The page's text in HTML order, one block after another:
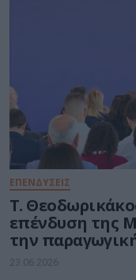
ΕΠΕΝΔΥΣΕΙΣ
Τ.
επένδυση της
την
πατρίδας μας”
23.06.2026